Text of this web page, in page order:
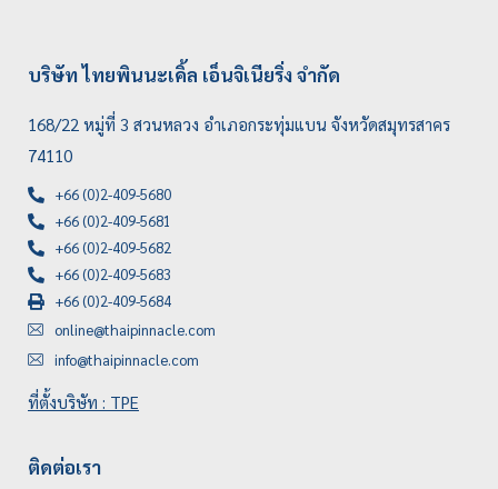
บริษัท ไทยพินนะเคิ้ล เอ็นจิเนียริ่ง จำกัด
168/22 หมู่ที่ 3 สวนหลวง อำเภอกระทุ่มแบน จังหวัดสมุทรสาคร
74110
+66 (0)2-409-5680
+66 (0)2-409-5681
+66 (0)2-409-5682
+66 (0)2-409-5683
+66 (0)2-409-5684
online@thaipinnacle.com
info@thaipinnacle.com
ที่ตั้งบริษัท : TPE
ติดต่อเรา